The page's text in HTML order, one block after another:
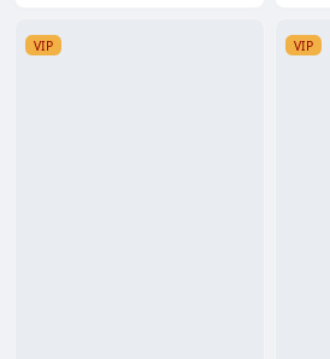
VIP VIP